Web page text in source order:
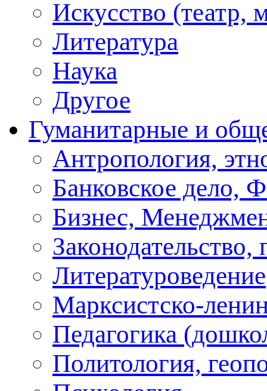
Искусство (театр,
Литература
Наука
Другое
Гуманитарные и
Антропология,
Банковское дело,
Бизнес,
Законодательство,
Литературоведение
Марксистско-
Педагогика
Политология,